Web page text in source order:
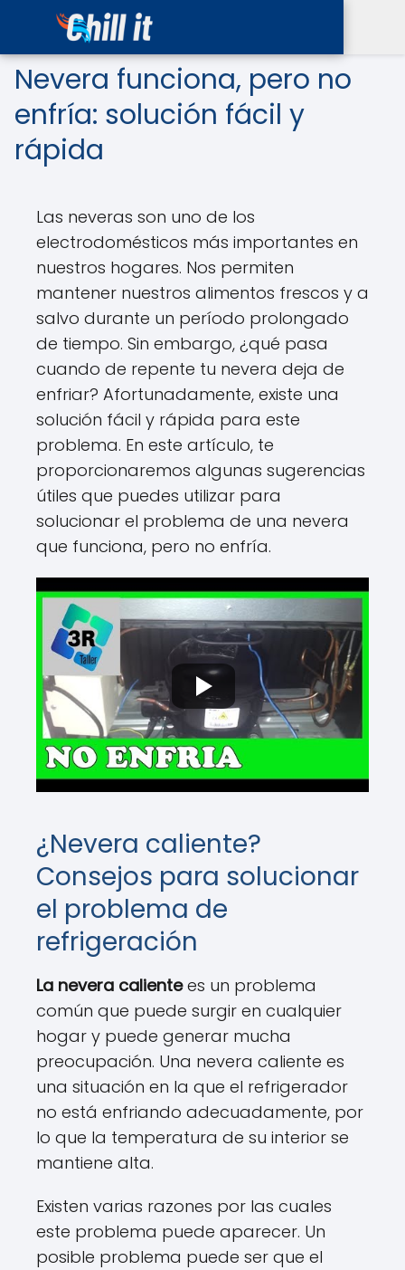
Nevera funciona, pero no
enfría: solución fácil y
rápida
Las neveras son uno de los
electrodomésticos más importantes en
nuestros hogares. Nos permiten
mantener nuestros alimentos frescos y a
salvo durante un período prolongado
de tiempo. Sin embargo, ¿qué pasa
cuando de repente tu nevera deja de
enfriar? Afortunadamente, existe una
solución fácil y rápida para este
problema. En este artículo, te
proporcionaremos algunas sugerencias
útiles que puedes utilizar para
solucionar el problema de una nevera
que funciona, pero no enfría.
¿Nevera caliente?
Consejos para solucionar
el problema de
refrigeración
La nevera calientees un problema
común que puede surgir en cualquier
hogar y puede generar mucha
preocupación. Una nevera caliente es
una situación en la que el refrigerador
no está enfriando adecuadamente, por
lo que la temperatura de su interior se
mantiene alta.
Existen varias razones por las cuales
este problema puede aparecer. Un
posible problema puede ser que el